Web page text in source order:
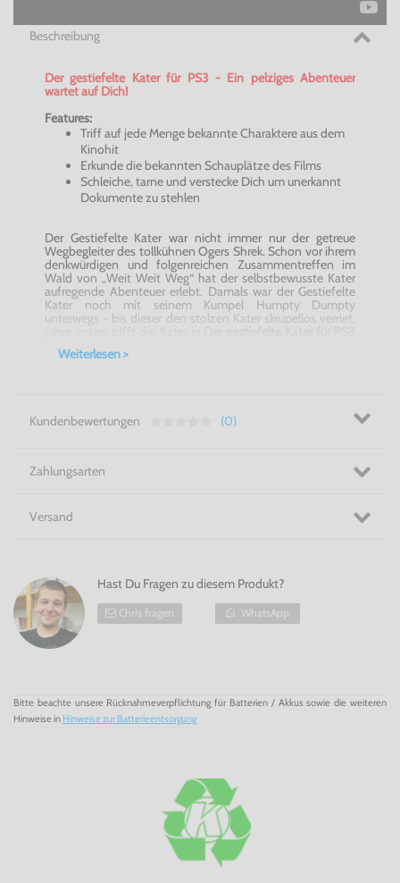
Beschreibung
Der gestiefelte Kater für PS3 - Ein pelziges Abenteuer
wartet auf Dich!
Features:
Triff auf jede Menge bekannte Charaktere aus dem
Kinohit
Erkunde die bekannten Schauplätze des Films
Schleiche, tarne und verstecke Dich um unerkannt
Dokumente zu stehlen
Der Gestiefelte Kater war nicht immer nur der getreue
Wegbegleiter des tollkühnen Ogers Shrek. Schon vor ihrem
denkwürdigen und folgenreichen Zusammentreffen im
Wald von „Weit Weit Weg“ hat der selbstbewusste Kater
aufregende Abenteuer erlebt. Damals war der Gestiefelte
Kater noch mit seinem Kumpel Humpty
Dumpty
unterwegs - bis dieser den stolzen Kater skrupellos verriet.
wieder auf seinen ehemaligen besten Freund, der gerade
dabei ist, mit der rassigen Kitty
nur allzu schnell feststellen muss.
Der gestiefelte Kater für PS3
setzt die Handlung des Films
zurückzukehren. Auf dem Weg dorthin müssen sie goldene
Eier und magische Bohnen einsammeln. Dabei gibt ihnen
Weiterlesen >
Kundenbewertungen (0)
Zahlungsarten
Versand
Hast Du Fragen zu diesem Produkt?
Chris fragen WhatsApp
Bitte beachte unsere Rücknahmeverpflichtung für Batterien / Akkus sowie die weiteren
Hinweise in Hinweise zur Batterieentsorgung